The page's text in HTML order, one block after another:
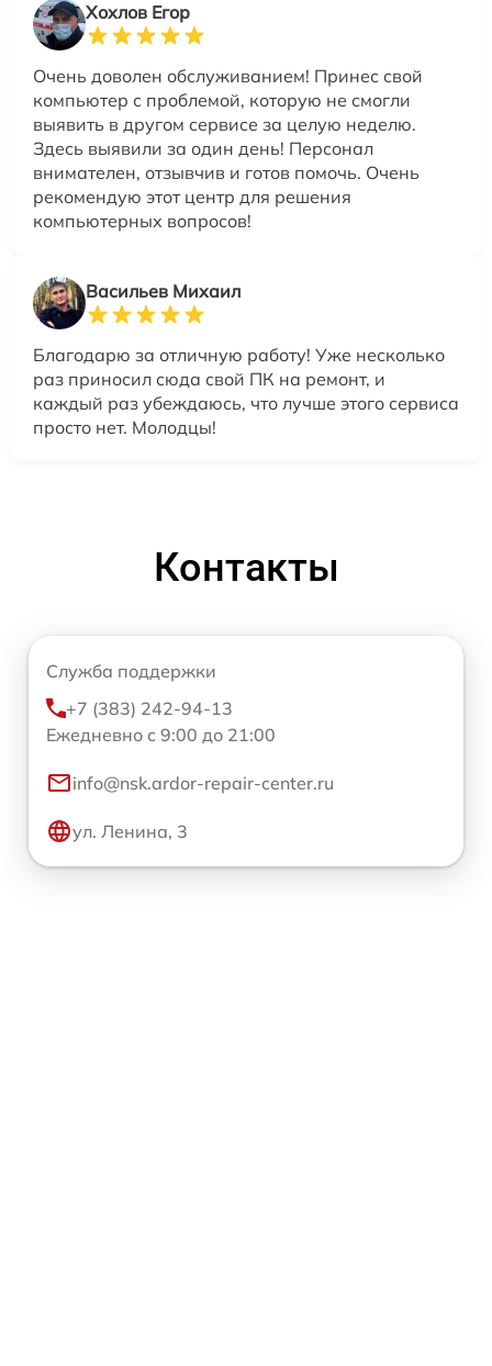
Хохлов Егор
Очень доволен обслуживанием! Принес свой
компьютер с проблемой, которую не смогли
выявить в другом сервисе за целую неделю.
Здесь выявили за один день! Персонал
внимателен, отзывчив и готов помочь. Очень
рекомендую этот центр для решения
компьютерных вопросов!
Васильев Михаил
Благодарю за отличную работу! Уже несколько
раз приносил сюда свой ПК на ремонт, и
каждый раз убеждаюсь, что лучше этого сервиса
просто нет. Молодцы!
Контакты
Служба поддержки
+7 (383) 242-94-13
Ежедневно с 9:00 до 21:00
info@nsk.ardor-repair-center.ru
ул. Ленина, 3